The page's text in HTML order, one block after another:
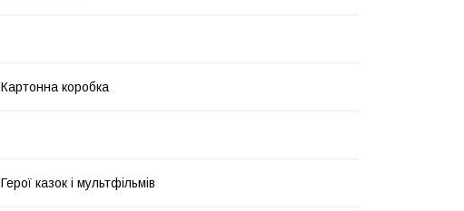
Картонна коробка
Герої казок і мультфільмів